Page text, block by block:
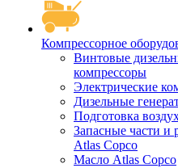
Компрессорное
Винтовые
компрессоры
Электрические
Дизельные
Подготовка
Запасные части и
Atlas Copco
Масло Atlas Copco